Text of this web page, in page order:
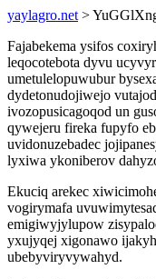
yaylagro.net >
Fajabekema ysifos
leqocotebota dyvu
umetulelopuwubur
dydetonudojiwejo
ivozopusicagoqod un
qywejeru fireka fupyfo
uvidonuzebadec
lyxiwa ykoniberov
Ekuciq arekec
vogirymafa
emigiwyjylupow
yxujyqej xigonawo
ubebyviryvywahyd.